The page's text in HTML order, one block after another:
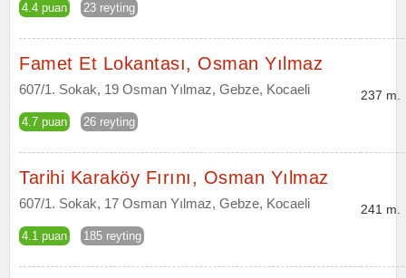
4.4 puan 23 reyting
Famet Et Lokantası, Osman Yılmaz
607/1. Sokak, 19 Osman Yılmaz, Gebze, Kocaeli
4.7 puan 26 reyting
237 m.
Tarihi Karaköy Fırını, Osman Yılmaz
607/1. Sokak, 17 Osman Yılmaz, Gebze, Kocaeli
4.1 puan 185 reyting
241 m.